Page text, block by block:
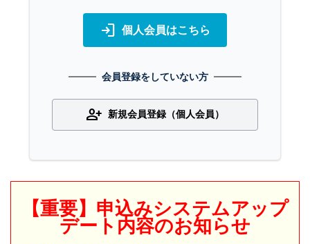
login 個人会員はこちら
会員登録をしていない方
person_add 新規会員登録（個人会員）
【重要】申込みシステムアップ
デート内容のお知らせ